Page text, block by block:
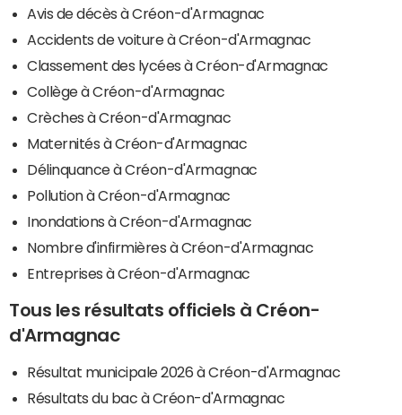
Avis de décès à Créon-d'Armagnac
Accidents de voiture à Créon-d'Armagnac
Classement des lycées à Créon-d'Armagnac
Collège à Créon-d'Armagnac
Crèches à Créon-d'Armagnac
Maternités à Créon-d'Armagnac
Délinquance à Créon-d'Armagnac
Pollution à Créon-d'Armagnac
Inondations à Créon-d'Armagnac
Nombre d'infirmières à Créon-d'Armagnac
Entreprises à Créon-d'Armagnac
Tous les résultats officiels à Créon-
d'Armagnac
Résultat municipale 2026 à Créon-d'Armagnac
Résultats du bac à Créon-d'Armagnac